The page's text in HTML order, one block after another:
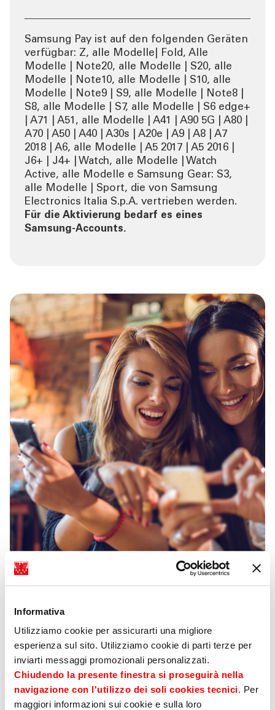
Informativa
Utilizziamo cookie per assicurarti una migliore
esperienza sul sito. Utilizziamo cookie di parti terze per
inviarti messaggi promozionali personalizzati.
Chiudendo la presente finestra si proseguirà nella
navigazione con l'utilizzo dei soli cookies tecnici. Per
maggiori informazioni sui cookie e sulla loro
Samsung Pay ist auf den folgenden Geräten
verfügbar: Z, alle Modelle| Fold, Alle
Modelle | Note20, alle Modelle | S20, alle
Modelle | Note10, alle Modelle | S10, alle
Modelle | Note9 | S9, alle Modelle | Note8 |
S8, alle Modelle | S7, alle Modelle | S6 edge+
| A71 | A51, alle Modelle | A41 | A90 5G | A80 |
A70 | A50 | A40 | A30s | A20e | A9 | A8 | A7
2018 | A6, alle Modelle | A5 2017 | A5 2016 |
J6+ | J4+ | Watch, alle Modelle | Watch
Active, alle Modelle e Samsung Gear: S3,
alle Modelle | Sport, die von Samsung
Electronics Italia S.p.A. vertrieben werden.
Für die Aktivierung bedarf es eines
Samsung‐Accounts.
Die Sicherheit ist immer an
Ihrer Seite
Die Sicherheit Ihrer Zahlung wird Ihnen von